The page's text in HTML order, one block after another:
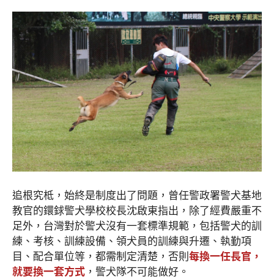
追根究柢，始終是制度出了問題，曾任警政署警犬基地
教官的鐶銶警犬學校校長沈啟東指出，除了經費嚴重不
足外，台灣對於警犬沒有一套標準規範，包括警犬的訓
練、考核、訓練設備、領犬員的訓練與升遷、執勤項
目、配合單位等，都需制定清楚，否則每換一任長官，
就要換一套方式 ，警犬隊不可能做好。